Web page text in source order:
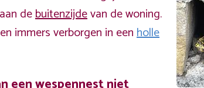
debuitenzijdevan de woning.
immers verborgen in eenholle